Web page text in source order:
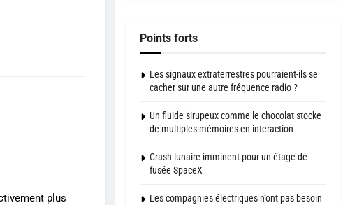
plus
Points forts
Les signaux extraterrestres pourraient-ils se
cacher sur une autre fréquence radio ?
Un fluide sirupeux comme le chocolat stocke
de multiples mémoires en interaction
Crash lunaire imminent pour un étage de
fusée SpaceX
Les compagnies électriques n’ont pas besoin